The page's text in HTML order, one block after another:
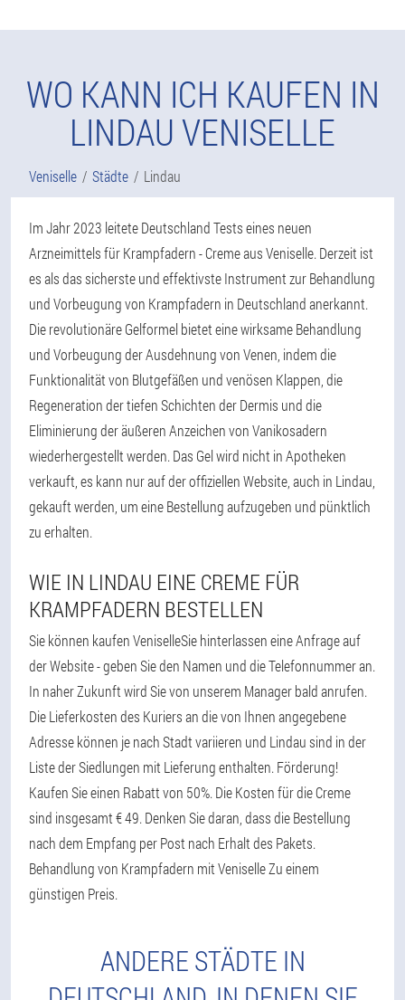
WO KANN ICH KAUFEN IN
LINDAU VENISELLE
Veniselle Städte Lindau
Im Jahr 2023 leitete Deutschland Tests eines neuen
Arzneimittels für Krampfadern - Creme aus Veniselle. Derzeit ist
es als das sicherste und effektivste Instrument zur Behandlung
und Vorbeugung von Krampfadern in Deutschland anerkannt.
Die revolutionäre Gelformel bietet eine wirksame Behandlung
und Vorbeugung der Ausdehnung von Venen, indem die
Funktionalität von Blutgefäßen und venösen Klappen, die
Regeneration der tiefen Schichten der Dermis und die
Eliminierung der äußeren Anzeichen von Vanikosadern
wiederhergestellt werden. Das Gel wird nicht in Apotheken
verkauft, es kann nur auf der offiziellen Website, auch in Lindau,
gekauft werden, um eine Bestellung aufzugeben und pünktlich
zu erhalten.
WIE IN LINDAU EINE CREME FÜR
KRAMPFADERN BESTELLEN
Sie können kaufen VeniselleSie hinterlassen eine Anfrage auf
der Website - geben Sie den Namen und die Telefonnummer an.
In naher Zukunft wird Sie von unserem Manager bald anrufen.
Die Lieferkosten des Kuriers an die von Ihnen angegebene
Adresse können je nach Stadt variieren und Lindau sind in der
Liste der Siedlungen mit Lieferung enthalten. Förderung!
Kaufen Sie einen Rabatt von 50%. Die Kosten für die Creme
sind insgesamt € 49. Denken Sie daran, dass die Bestellung
nach dem Empfang per Post nach Erhalt des Pakets.
Behandlung von Krampfadern mit Veniselle Zu einem
günstigen Preis.
ANDERE STÄDTE IN